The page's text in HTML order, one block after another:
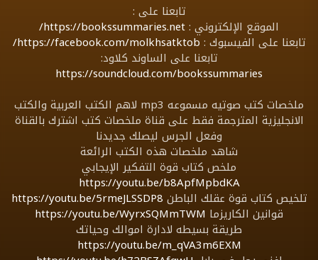
تابعنا على :
الموقع الإلكتروني :https://bookssummaries.net/
تابعنا على الفيسبوك : https://facebook.com/molkhsatktob/
تابعنا على الساوند كلاود:
https://soundcloud.com/bookssummaries
ملخصات كتب صوتيه مسموعه mp3 لاهم الكتب العربية والكتب
الانجليزية المترجمة فقط على قناة ملخصات كتب اشترك بالقناة
وفعل الجرس ليصلك جديدنا
شاهد ملخصات هذه الكتب الرائعة
ملخص كتاب قوة التفكير الإيجابي
https://youtu.be/b8ApfMpbdKA
تلخيص كتاب قوة عقلك الباطن https://youtu.be/5rmeJLSSDP8
قوانين الكاريزما https://youtu.be/WyrxSQMmTWM
طريقة بسيطه لادارة اموالك وحياتك
https://youtu.be/m_qVA3m6EXM